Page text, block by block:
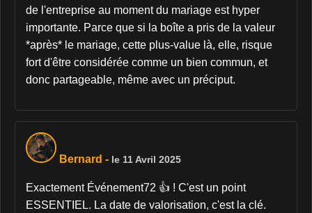
de l'entreprise au moment du mariage est hyper
importante. Parce que si la boîte a pris de la valeur
*après* le mariage, cette plus-value là, elle, risque
fort d'être considérée comme un bien commun, et
donc partageable, même avec un préciput.
Bernard - le 11 Avril 2025
Exactement Événement72 👍 ! C'est un point
ESSENTIEL. La date de valorisation, c'est la clé.